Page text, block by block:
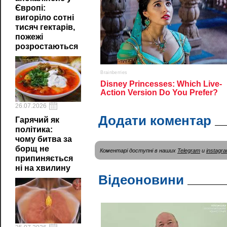
Європі:
вигоріло сотні
тисяч гектарів,
пожежі
розростаються
26.07.2026
Гарячий як
політика:
чому битва за
борщ не
припиняється
ні на хвилину
Додати коментар
Коментарі доступні в наших Telegram и
Відеоновини